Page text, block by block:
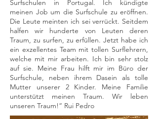
Surfschulen in Portugal. Ich kündigte
meinen Job um die Surfschule zu eröffnen.
Die Leute meinten ich sei verrückt. Seitdem
halfen wir hunderte von Leuten deren
Traum, zu surfen, zu erfüllen. Jetzt habe ich
ein exzellentes Team mit tollen Surflehrern,
welche mit mir arbeiten. Ich bin sehr stolz
auf sie. Meine Frau hilft mir im Büro der
Surfschule, neben ihrem Dasein als tolle
Mutter unserer 2 Kinder. Meine Familie
unterstützt meinen Traum. Wir leben
unseren Traum!“ Rui Pedro